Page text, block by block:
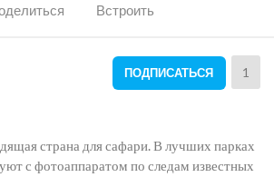
Встроить
ПОДПИСАТЬСЯ 1
страна для сафари. В лучших парках
с фотоаппаратом по следам известных